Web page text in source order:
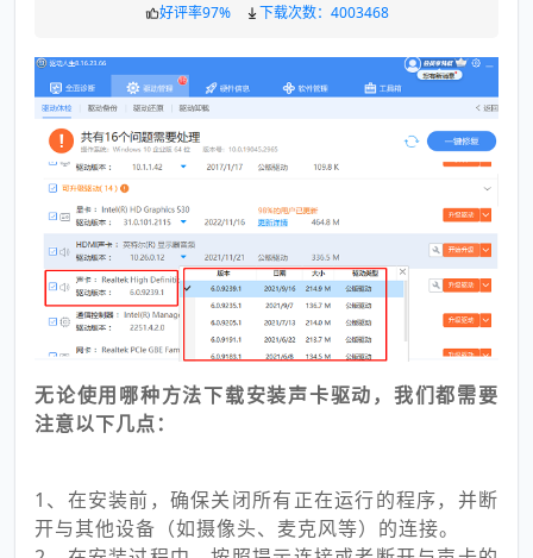
好评率97% 下载次数：4003468
无论使用哪种方法下载安装声卡驱动，我们都需要
注意以下几点：
1、在安装前，确保关闭所有正在运行的程序，并断
开与其他设备（如摄像头、麦克风等）的连接。